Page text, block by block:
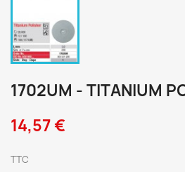
1702UM - TITANIUM
14,57 €
TTC